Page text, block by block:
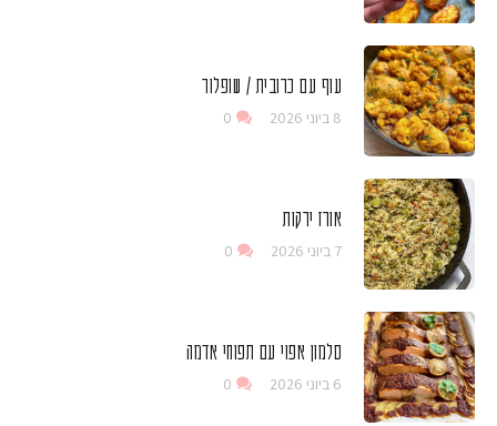
עוף עם כרובית / שופלור
8 ביוני 2026 0
אורז ירקות
7 ביוני 2026 0
סלמון אפוי עם תפוחי אדמה
6 ביוני 2026 0